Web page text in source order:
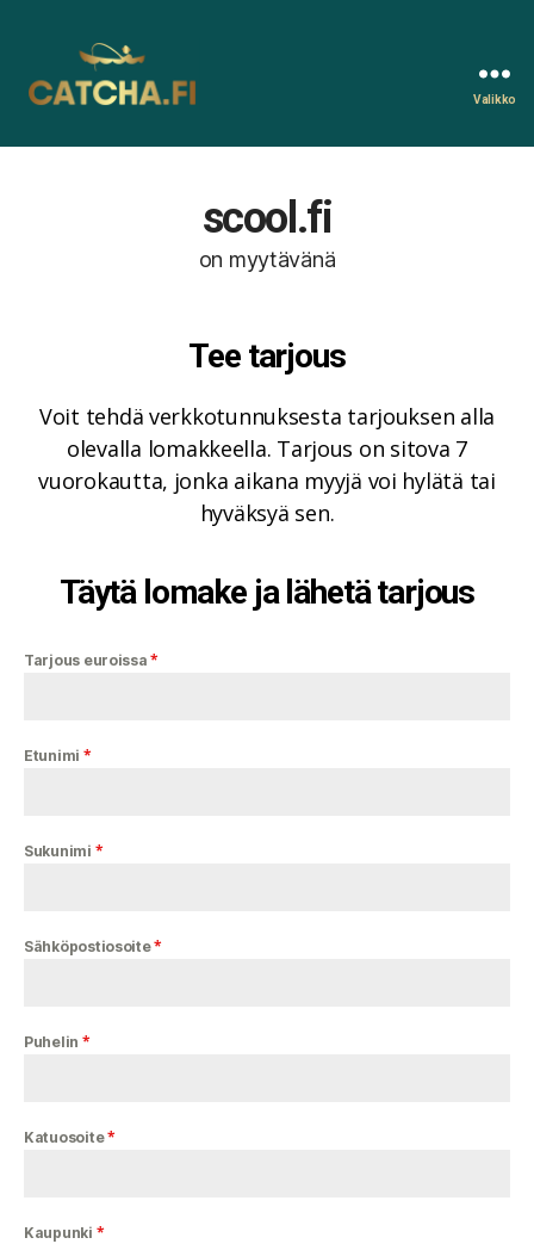
Valikko
scool.fi
on myytävänä
Tee tarjous
Voit tehdä verkkotunnuksesta tarjouksen alla
olevalla lomakkeella. Tarjous on sitova 7
vuorokautta, jonka aikana myyjä voi hylätä tai
hyväksyä sen.
Täytä lomake ja lähetä tarjous
Tarjous euroissa*
Etunimi *
Sukunimi *
Sähköpostiosoite*
Puhelin *
Katuosoite*
Kaupunki *